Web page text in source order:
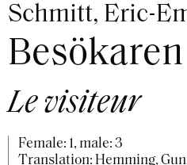
Schmitt, Eric-
Besökaren
Le visiteur
Female: 1, male: 3
Translation: Hemming,